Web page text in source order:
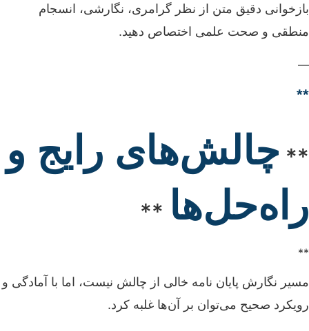
بازخوانی دقیق متن از نظر گرامری، نگارشی، انسجام
منطقی و صحت علمی اختصاص دهید.
—
**
** چالش‌های رایج و
راه‌حل‌ها **
**
مسیر نگارش پایان نامه خالی از چالش نیست، اما با آمادگی و
رویکرد صحیح می‌توان بر آن‌ها غلبه کرد.